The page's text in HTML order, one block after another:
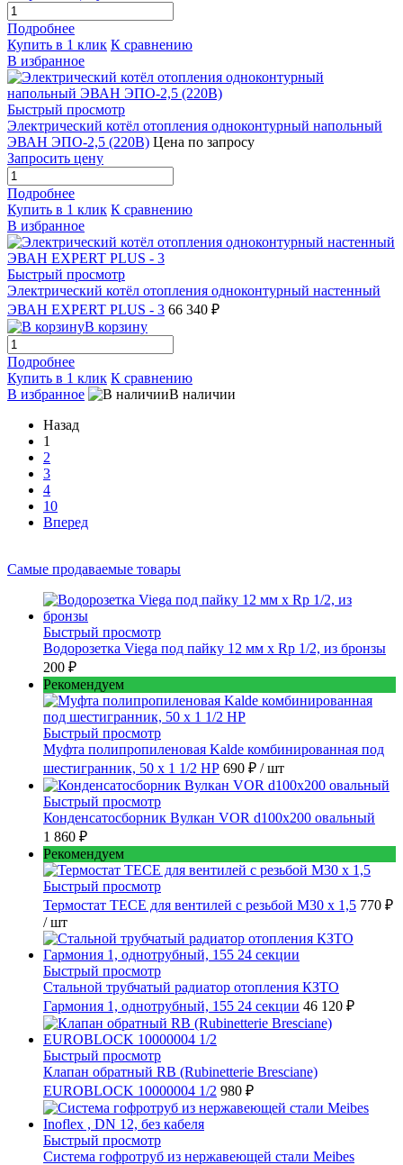
Подробнее
Купить в 1 клик К сравнению
В избранное
Быстрый просмотр
Электрический котёл отопления одноконтурный напольный
ЭВАН ЭПО-2,5 (220В) Цена по запросу
Запросить цену
Подробнее
Купить в 1 клик К сравнению
В избранное
Быстрый просмотр
Электрический котёл отопления одноконтурный настенный
ЭВАН EXPERT PLUS - 3 66 340 ₽
В корзину
Подробнее
Купить в 1 клик К сравнению
В избранное
В наличии
Назад
1
2
3
4
10
Вперед
Самые продаваемые товары
Быстрый просмотр
Водорозетка Viega под пайку 12 мм х Rp 1/2, из бронзы
200 ₽
Рекомендуем
Быстрый просмотр
Муфта полипропиленовая Kalde комбинированная под
шестигранник, 50 x 1 1/2 НР 690 ₽ / шт
Быстрый просмотр
Конденсатосборник Вулкан VOR d100x200 овальный
1 860 ₽
Рекомендуем
Быстрый просмотр
Термостат TECE для вентилей с резьбой М30 х 1,5 770 ₽
/ шт
Быстрый просмотр
Стальной трубчатый радиатор отопления КЗТО
Гармония 1, однотрубный, 155 24 секции 46 120 ₽
Быстрый просмотр
Клапан обратный RB (Rubinetterie Bresciane)
EUROBLOCK 10000004 1/2 980 ₽
Быстрый просмотр
Cистема гофротруб из нержавеющей стали Meibes